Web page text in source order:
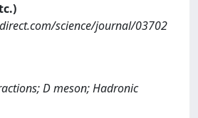
science/journal/03702
D meson; Hadronic